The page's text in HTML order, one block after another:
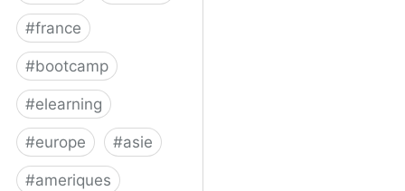
#france
#bootcamp
#elearning
#europe #asie
#ameriques